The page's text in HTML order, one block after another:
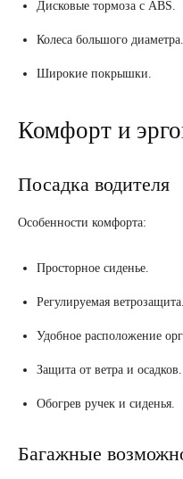
Дисковые тормоза с ABS.
Колеса большого диаметра.
Широкие покрышки.
Комфорт и
Посадка водителя
Особенности комфорта:
Просторное сиденье.
Регулируемая ветрозащита.
Удобное расположение
Защита от ветра и осадков.
Обогрев ручек и сиденья.
Багажные